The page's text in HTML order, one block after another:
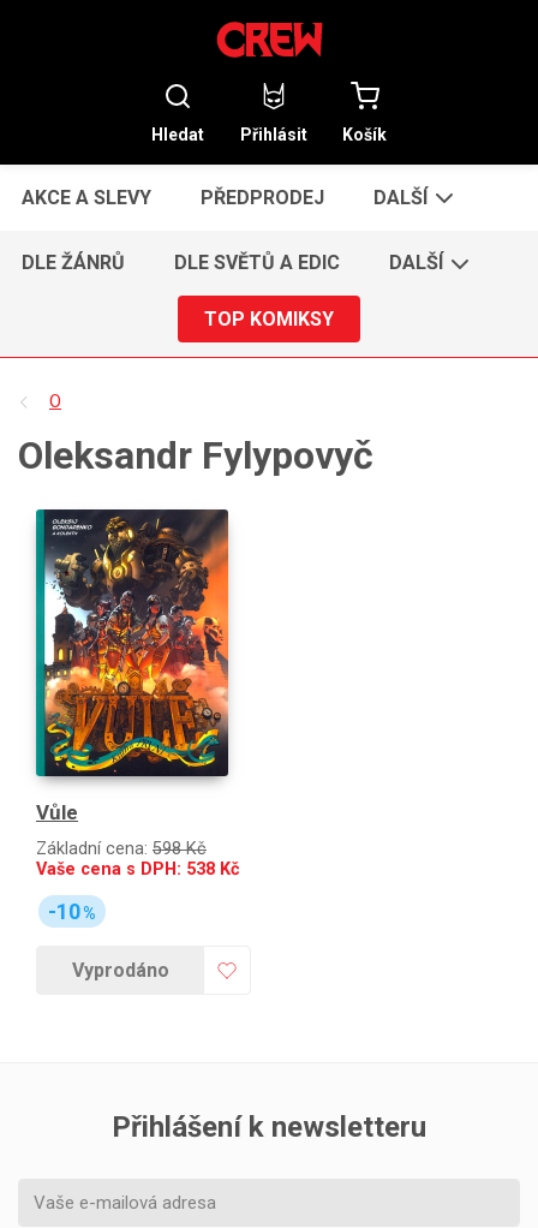
Hledat Přihlásit Košík
AKCE A SLEVY PŘEDPRODEJ DALŠÍ
DLE ŽÁNRŮ DLE SVĚTŮ A EDIC DALŠÍ
TOP KOMIKSY
O
Oleksandr Fylypovyč
Vůle
Základní cena: 598 Kč
Vaše cena s DPH: 538 Kč
-10%
Vyprodáno
Přihlášení k newsletteru